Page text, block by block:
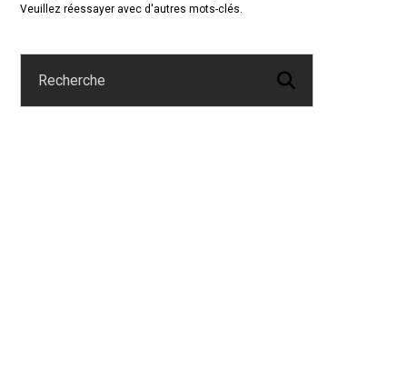
Veuillez réessayer avec d'autres mots-clés.